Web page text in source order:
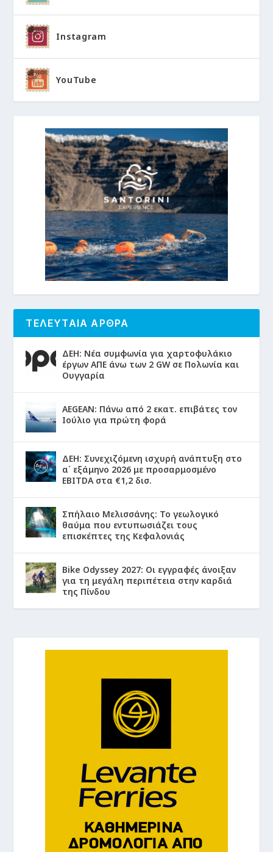
Instagram
YouTube
ΤΕΛΕΥΤΑΙΑ ΑΡΘΡΑ
ΔΕΗ: Νέα συμφωνία για χαρτοφυλάκιο
έργων ΑΠΕ άνω των 2 GW σε Πολωνία και
Ουγγαρία
AEGEAN: Πάνω από 2 εκατ. επιβάτες τον
Ιούλιο για πρώτη φορά
ΔΕΗ: Συνεχιζόμενη ισχυρή ανάπτυξη στο
α΄ εξάμηνο 2026 με προσαρμοσμένο
EBITDA στα €1,2 δισ.
Σπήλαιο Μελισσάνης: Το γεωλογικό
θαύμα που εντυπωσιάζει τους
επισκέπτες της Κεφαλονιάς
Bike Odyssey 2027: Οι εγγραφές άνοιξαν
για τη μεγάλη περιπέτεια στην καρδιά
της Πίνδου